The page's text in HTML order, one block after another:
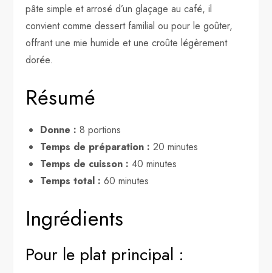
pâte simple et arrosé d’un glaçage au café, il
convient comme dessert familial ou pour le goûter,
offrant une mie humide et une croûte légèrement
dorée.
Résumé
Donne : 8 portions
Temps de préparation : 20 minutes
Temps de cuisson : 40 minutes
Temps total : 60 minutes
Ingrédients
Pour le plat principal :